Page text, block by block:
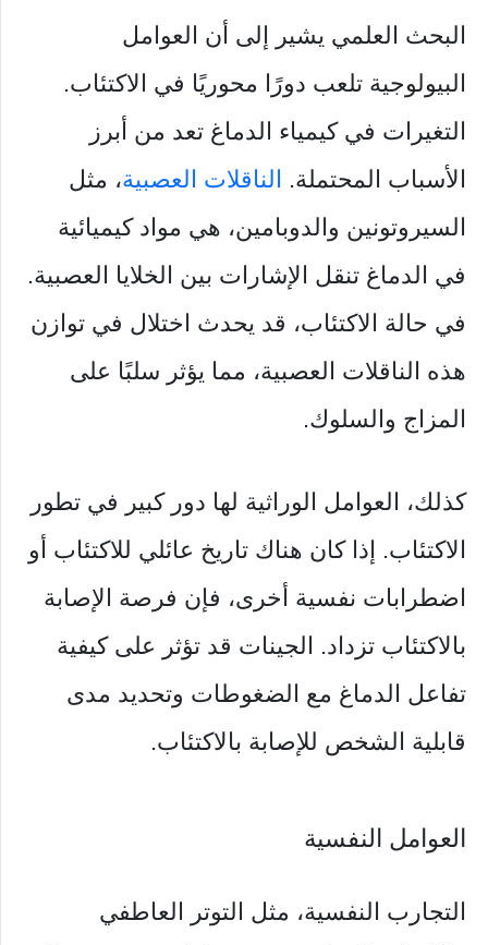
البحث العلمي يشير إلى أن العوامل
البيولوجية تلعب دورًا محوريًا في الاكتئاب.
التغيرات في كيمياء الدماغ تعد من أبرز
الأسباب المحتملة. الناقلات العصبية، مثل
السيروتونين والدوبامين، هي مواد كيميائية
في الدماغ تنقل الإشارات بين الخلايا العصبية.
في حالة الاكتئاب، قد يحدث اختلال في توازن
هذه الناقلات العصبية، مما يؤثر سلبًا على
المزاج والسلوك.
كذلك، العوامل الوراثية لها دور كبير في تطور
الاكتئاب. إذا كان هناك تاريخ عائلي للاكتئاب أو
اضطرابات نفسية أخرى، فإن فرصة الإصابة
بالاكتئاب تزداد. الجينات قد تؤثر على كيفية
تفاعل الدماغ مع الضغوطات وتحديد مدى
قابلية الشخص للإصابة بالاكتئاب.
العوامل النفسية
التجارب النفسية، مثل التوتر العاطفي